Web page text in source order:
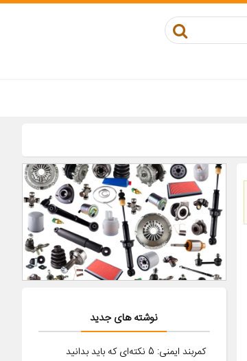
نوشته های جدید
کمربند ایمنی: 5 نکته‌ای که باید بدانید